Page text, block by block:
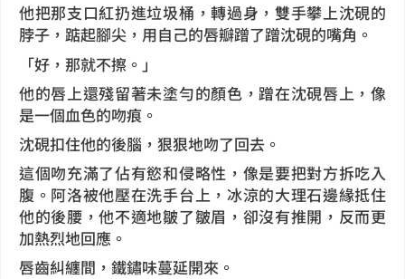
他把那支口紅扔進垃圾桶，轉過身，雙手攀上沈硯的
脖子，踮起腳尖，用自己的唇瓣蹭了蹭沈硯的嘴角。
「好，那就不擦。」
他的唇上還殘留著未塗勻的顏色，蹭在沈硯唇上，像
是一個血色的吻痕。
沈硯扣住他的後腦，狠狠地吻了回去。
這個吻充滿了佔有慾和侵略性，像是要把對方拆吃入
腹。阿洛被他壓在洗手台上，冰涼的大理石邊緣抵住
他的後腰，他不適地皺了皺眉，卻沒有推開，反而更
加熱烈地回應。
唇齒糾纏間，鐵鏽味蔓延開來。